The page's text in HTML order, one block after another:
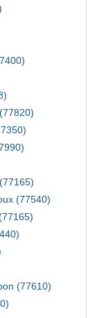
(77540)
(77610)